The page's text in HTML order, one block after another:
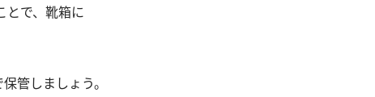
とで、靴箱に
管しましょう。